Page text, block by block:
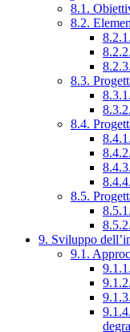
8.1.
8.2.
8.3.
8.4.
8.5.
9. Sviluppo
9.1.